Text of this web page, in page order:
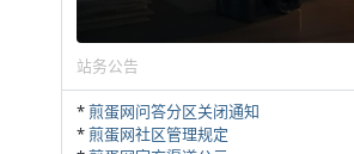
站务公告
*煎蛋网问答分区关闭通知
*煎蛋网社区管理规定